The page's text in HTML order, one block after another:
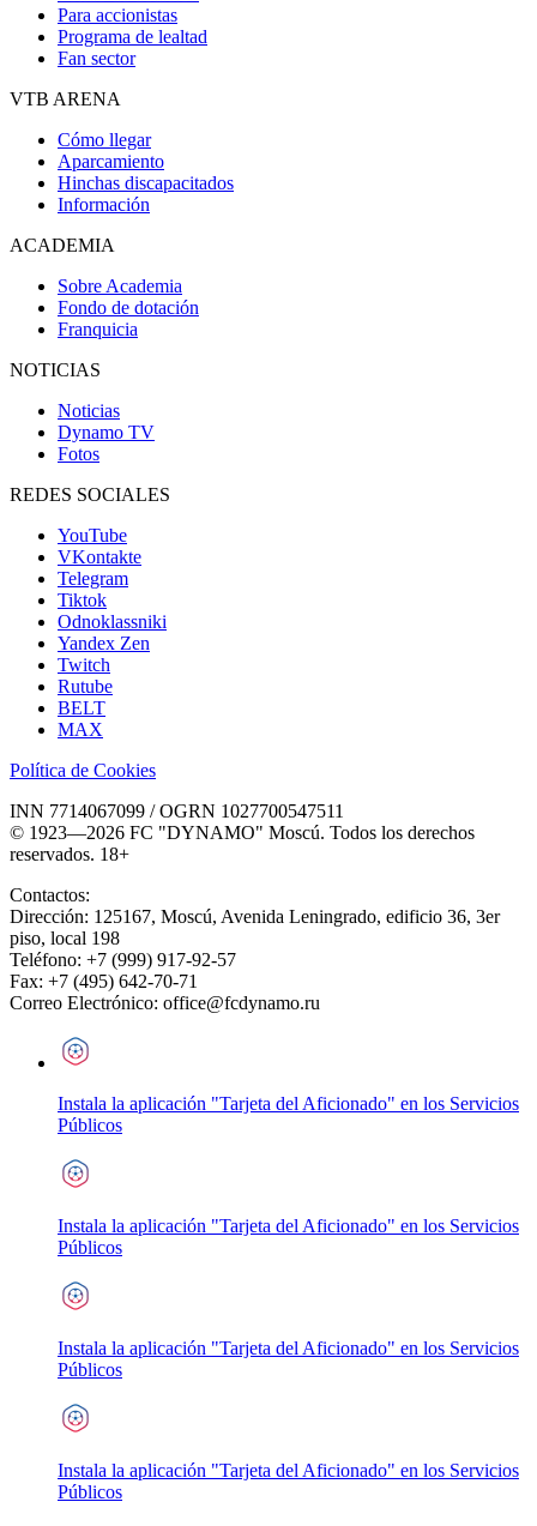
Para accionistas
Programa de lealtad
Fan sector
VTB ARENA
Cómo llegar
Aparcamiento
Hinchas discapacitados
Información
ACADEMIA
Sobre Academia
Fondo de dotación
Franquicia
NOTICIAS
Noticias
Dynamo TV
Fotos
REDES SOCIALES
YouTube
VKontakte
Telegram
Tiktok
Odnoklassniki
Yandex Zen
Twitch
Rutube
BELT
MAX
Política de Cookies
INN 7714067099 / OGRN 1027700547511
© 1923—2026 FC "DYNAMO" Moscú. Todos los derechos
reservados. 18+
Contactos:
Dirección: 125167, Moscú, Avenida Leningrado, edificio 36, 3er
piso, local 198
Teléfono: +7 (999) 917-92-57
Fax: +7 (495) 642-70-71
Correo Electrónico: office@fcdynamo.ru
Instala la aplicación "Tarjeta del Aficionado" en los Servicios
Públicos
Instala la aplicación "Tarjeta del Aficionado" en los Servicios
Públicos
Instala la aplicación "Tarjeta del Aficionado" en los Servicios
Públicos
Instala la aplicación "Tarjeta del Aficionado" en los Servicios
Públicos